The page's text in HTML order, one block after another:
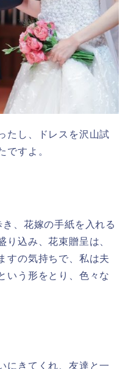
たし、ドレスを沢山試
ですよ。
、花嫁の手紙を入れる
り込み、花束贈呈は、
すの気持ちで、私は夫
いう形をとり、色々な
にきてくれ、友達と一